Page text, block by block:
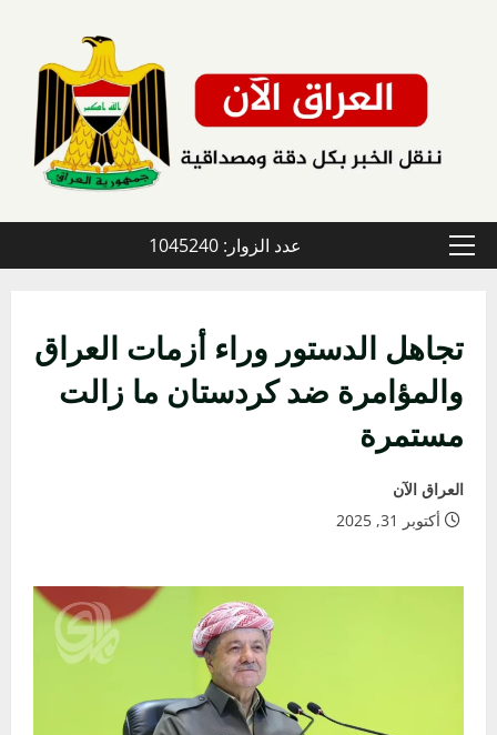
القائمة
عدد الزوار: 1045240
تجاهل الدستور وراء أزمات العراق
والمؤامرة ضد كردستان ما زالت
مستمرة
العراق الآن
أكتوبر 31, 2025